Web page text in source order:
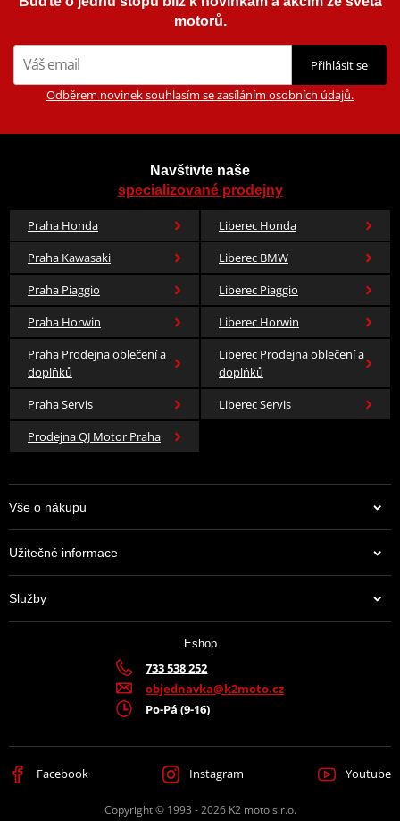
motorů.
Přihlásit se
Odběrem novinek souhlasím se zasíláním osobních údajů.
Navštivte naše
specializované prodejny
Praha Honda
Liberec Honda
Praha Kawasaki
Liberec BMW
Praha Piaggio
Liberec Piaggio
Praha Horwin
Liberec Horwin
Praha Prodejna oblečení a
doplňků
Liberec Prodejna oblečení a
doplňků
Praha Servis
Liberec Servis
Prodejna QJ Motor Praha
Vše o nákupu
Užitečné informace
Služby
Eshop
733 538 252
objednavka@k2moto.cz
Po-Pá (9-16)
Facebook Instagram Youtube
Copyright © 1993 - 2026 K2 moto s.r.o.